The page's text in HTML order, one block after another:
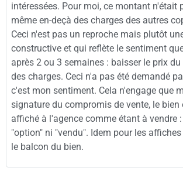
intéressées. Pour moi, ce montant n'était
même en-deçà des charges des autres
Ceci n'est pas un reproche mais plutôt
constructive et qui reflète le sentiment
après 2 ou 3 semaines : baisser le prix
des charges. Ceci n'a pas été demandé
c'est mon sentiment. Cela n'engage que
signature du compromis de vente, le
affiché à l'agence comme étant à vendre
"option" ni "vendu". Idem pour les
le balcon du bien.